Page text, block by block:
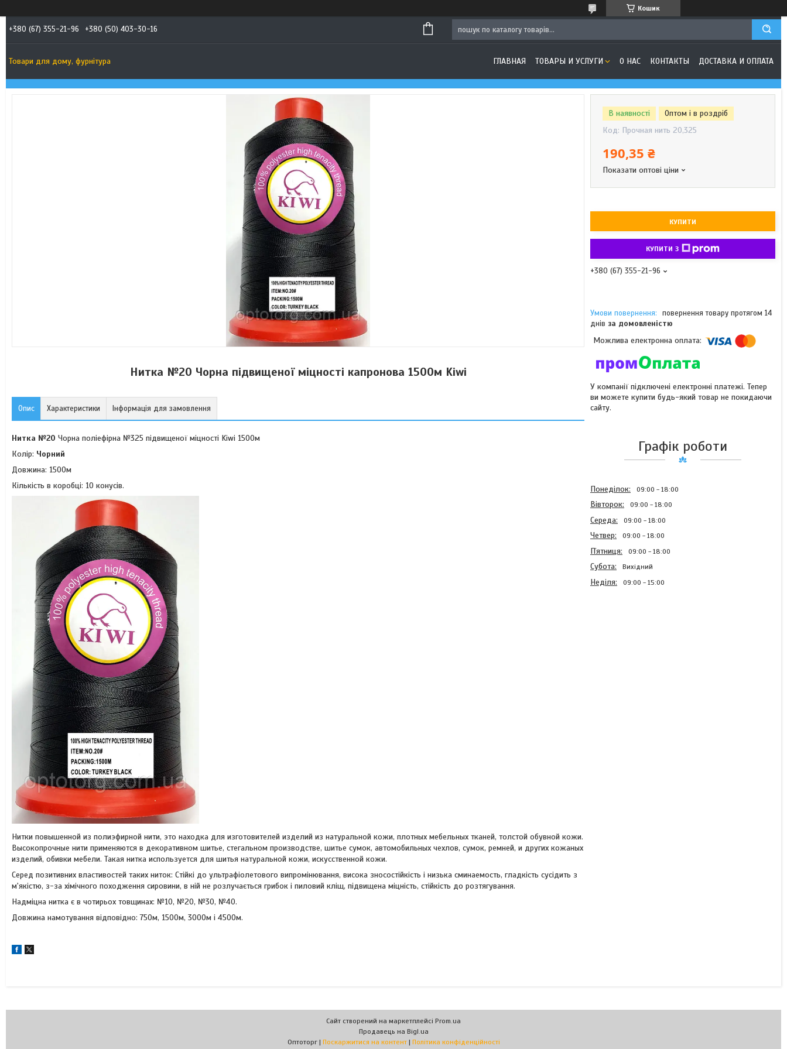
Кошик
+380 (67) 355-21-96 +380 (50) 403-30-16
Товари для дому, фурнітура ГЛАВНАЯ ТОВАРЫ И УСЛУГИ О НАС КОНТАКТЫ ДОСТАВКА И ОПЛАТА
Нитка №20 Чорна підвищеної міцності капронова 1500м Kiwi
Опис Характеристики Інформація для замовлення
Нитка №20 Чорна поліефірна №325 підвищеної міцності Kiwi 1500м
Колір: Чорний
Довжина: 1500м
Кількість в коробці: 10 конусів.
Нитки повышенной из полиэфирной нити, это находка для изготовителей изделий из натуральной кожи, плотных мебельных тканей, толстой обувной кожи.
Высокопрочные нити применяются в декоративном шитье, стегальном производстве, шитье сумок, автомобильных чехлов, сумок, ремней, и других кожаных
изделий, обивки мебели. Такая нитка используется для шитья натуральной кожи, искусственной кожи.
Серед позитивних властивостей таких ниток: Стійкі до ультрафіолетового випромінювання, висока зносостійкість і низька сминаемость, гладкість сусідить з
м'якістю, з-за хімічного походження сировини, в ній не розлучається грибок і пиловий кліщ, підвищена міцність, стійкість до розтягування.
Надміцна нитка є в чотирьох товщинах: №10, №20, №30, №40.
Довжина намотування відповідно: 750м, 1500м, 3000м і 4500м.
В наявності
Оптом і в роздріб
Код: Прочная нить 20,325
190,35 ₴
Показати оптові ціни
КУПИТИ
КУПИТИ З
+380 (67) 355-21-96
повернення товару протягом 14
днів за домовленістю
У компанії підключені електронні платежі. Тепер
ви можете купити будь-який товар не покидаючи
сайту.
Графік роботи
Понеділок 09:00 18:00
Вівторок 09:00 18:00
Середа 09:00 18:00
Четвер 09:00 18:00
Пʼятниця 09:00 18:00
Субота Вихідний
Неділя 09:00 15:00
Сайт створений на маркетплейсі Prom.ua
Продавець на Bigl.ua
Оптоторг | Поскаржитися на контент | Політика конфіденційності